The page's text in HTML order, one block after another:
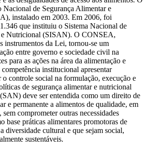
Nacional de Segurança Alimentar e
instalado em 2003. Em 2006, foi
que instituiu o Sistema Nacional de
e Nutricional (SISAN). O CONSEA,
instrumentos da Lei, tornou-se um
entre governo e sociedade civil na
para as ações na área da alimentação e
institucional apresentar
o controle social na formulação, execução e
de segurança alimentar e nutricional
deve ser entendida como um direito de
e permanente a alimentos de qualidade, em
comprometer outras necessidades
base práticas alimentares promotoras de
diversidade cultural e que sejam social,
sustentáveis.